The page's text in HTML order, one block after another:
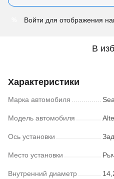
Войти для отображения
В
Характеристики
Марка автомобиля
Модель автомобиля
Ось установки
Место установки
Внутренний диаметр